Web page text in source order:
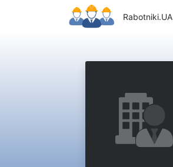
Rabotniki.UA